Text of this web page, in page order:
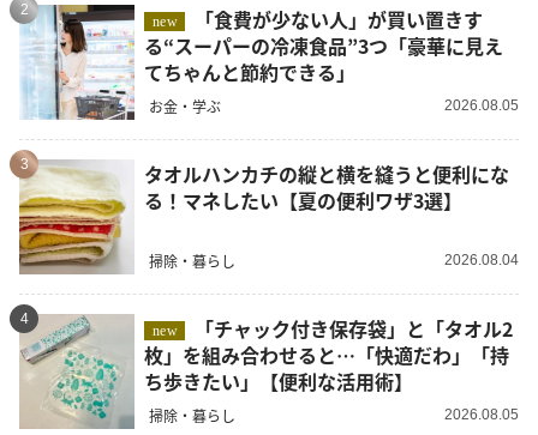
2
new
る“スーパーの冷凍食品”3つ「豪華に見え
てちゃんと節約できる」
お金・学ぶ 2026.08.05
3
タオルハンカチの縦と横を縫うと便利にな
る！マネしたい【夏の便利ワザ3選】
掃除・暮らし 2026.08.04
4
new
枚」を組み合わせると…「快適だわ」「持
ち歩きたい」【便利な活用術】
掃除・暮らし 2026.08.05